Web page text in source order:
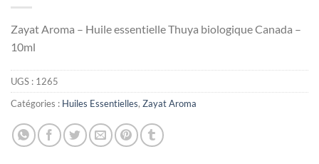
Zayat Aroma – Huile essentielle Thuya biologique Canada –
10ml
UGS : 1265
Catégories : Huiles Essentielles, Zayat Aroma